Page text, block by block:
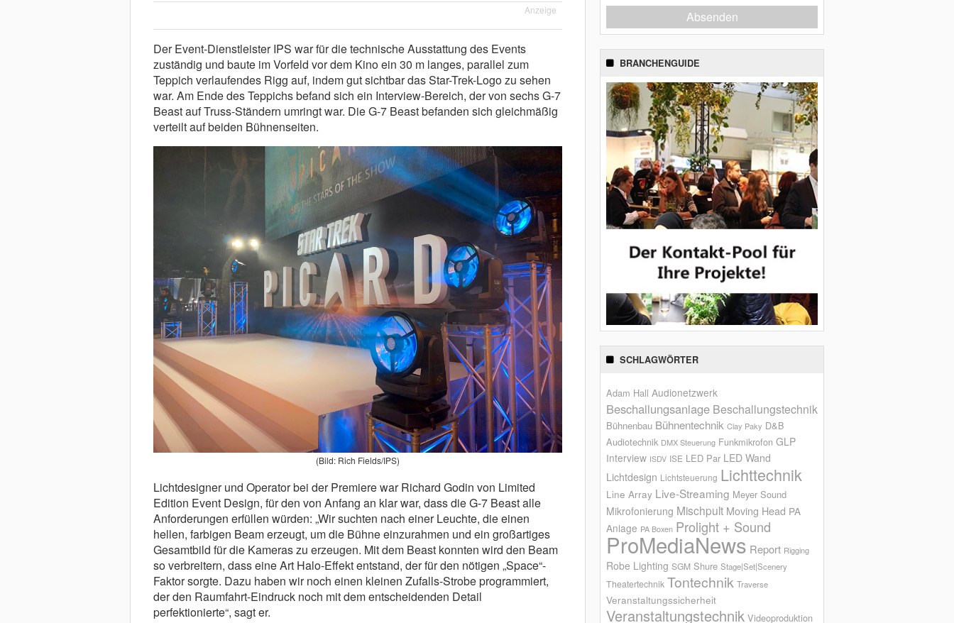
Anzeige
Der Event-Dienstleister IPS war für die technische Ausstattung des Events
zuständig und baute im Vorfeld vor dem Kino ein 30 m langes, parallel zum
Teppich verlaufendes Rigg auf, indem gut sichtbar das Star-Trek-Logo zu sehen
war. Am Ende des Teppichs befand sich ein Interview-Bereich, der von sechs G-7
Beast auf Truss-Ständern umringt war. Die G-7 Beast befanden sich gleichmäßig
verteilt auf beiden Bühnenseiten.
(Bild: Rich Fields/IPS)
Lichtdesigner und Operator bei der Premiere war Richard Godin von Limited
Edition Event Design, für den von Anfang an klar war, dass die G-7 Beast alle
Anforderungen erfüllen würden: „Wir suchten nach einer Leuchte, die einen
hellen, farbigen Beam erzeugt, um die Bühne einzurahmen und ein großartiges
Gesamtbild für die Kameras zu erzeugen. Mit dem Beast konnten wird den Beam
so verbreitern, dass eine Art Halo-Effekt entstand, der für den nötigen „Space“-
Faktor sorgte. Dazu haben wir noch einen kleinen Zufalls-Strobe programmiert,
der den Raumfahrt-Eindruck noch mit dem entscheidenden Detail
perfektionierte“, sagt er.
Absenden
BRANCHENGUIDE
SCHLAGWÖRTER
Adam Hall Audionetzwerk
Beschallungsanlage Beschallungstechnik
Bühnenbau Bühnentechnik Clay Paky D&B
Audiotechnik DMX Steuerung Funkmikrofon GLP
Interview ISDV ISE LED Par LED Wand
Lichtdesign Lichtsteuerung Lichttechnik
Line Array Live-Streaming Meyer Sound
Mikrofonierung Mischpult Moving Head PA
Anlage PA Boxen Prolight + Sound
ProMediaNews Report Rigging
Robe Lighting SGM Shure Stage|Set|Scenery
Theatertechnik Tontechnik Traverse
Veranstaltungssicherheit
Veranstaltungstechnik Videoproduktion